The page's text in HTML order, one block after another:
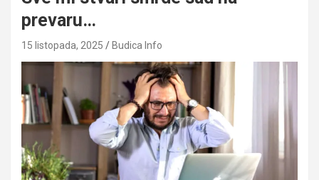
prevaru…
15 listopada, 2025 Budica Info